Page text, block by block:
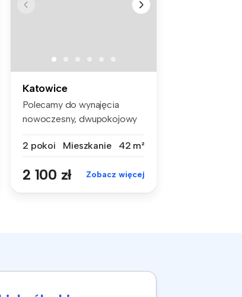
Katowice
Polecamy do wynajęcia
nowoczesny, dwupokojowy
2 pokoi
Mieszkanie 42 m²
2 100 zł Zobacz więcej